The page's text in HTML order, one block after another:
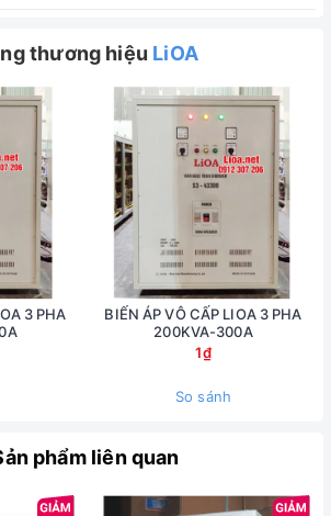
thương hiệu LiOA
3 PHA
BIẾN ÁP VÔ CẤP LIOA 3 PHA
200KVA-300A
1₫
So sánh
phẩm liên quan